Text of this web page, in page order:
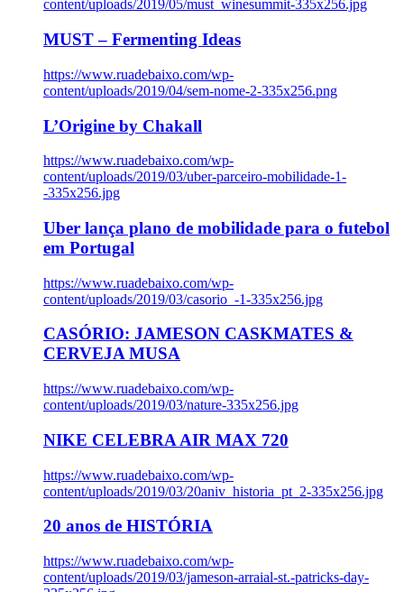
content/uploads/2019/05/must_winesummit-335x256.jpg
MUST – Fermenting Ideas
https://www.ruadebaixo.com/wp-
content/uploads/2019/04/sem-nome-2-335x256.png
L’Origine by Chakall
https://www.ruadebaixo.com/wp-
content/uploads/2019/03/uber-parceiro-mobilidade-1-
-335x256.jpg
Uber lança plano de mobilidade para o futebol
em Portugal
https://www.ruadebaixo.com/wp-
content/uploads/2019/03/casorio_-1-335x256.jpg
CASÓRIO: JAMESON CASKMATES &
CERVEJA MUSA
https://www.ruadebaixo.com/wp-
content/uploads/2019/03/nature-335x256.jpg
NIKE CELEBRA AIR MAX 720
https://www.ruadebaixo.com/wp-
content/uploads/2019/03/20aniv_historia_pt_2-335x256.jpg
20 anos de HISTÓRIA
https://www.ruadebaixo.com/wp-
content/uploads/2019/03/jameson-arraial-st.-patricks-day-